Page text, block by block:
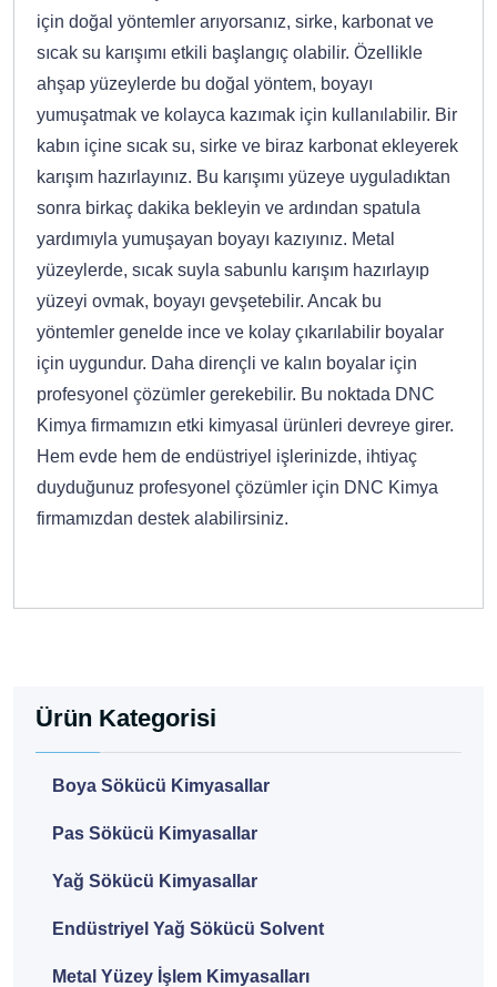
için doğal yöntemler arıyorsanız, sirke, karbonat ve
sıcak su karışımı etkili başlangıç olabilir. Özellikle
ahşap yüzeylerde bu doğal yöntem, boyayı
yumuşatmak ve kolayca kazımak için kullanılabilir. Bir
kabın içine sıcak su, sirke ve biraz karbonat ekleyerek
karışım hazırlayınız. Bu karışımı yüzeye uyguladıktan
sonra birkaç dakika bekleyin ve ardından spatula
yardımıyla yumuşayan boyayı kazıyınız. Metal
yüzeylerde, sıcak suyla sabunlu karışım hazırlayıp
yüzeyi ovmak, boyayı gevşetebilir. Ancak bu
yöntemler genelde ince ve kolay çıkarılabilir boyalar
için uygundur. Daha dirençli ve kalın boyalar için
profesyonel çözümler gerekebilir. Bu noktada DNC
Kimya firmamızın etki kimyasal ürünleri devreye girer.
Hem evde hem de endüstriyel işlerinizde, ihtiyaç
duyduğunuz profesyonel çözümler için DNC Kimya
firmamızdan destek alabilirsiniz.
Ürün Kategorisi
Boya Sökücü Kimyasallar
Pas Sökücü Kimyasallar
Yağ Sökücü Kimyasallar
Endüstriyel Yağ Sökücü Solvent
Metal Yüzey İşlem Kimyasalları